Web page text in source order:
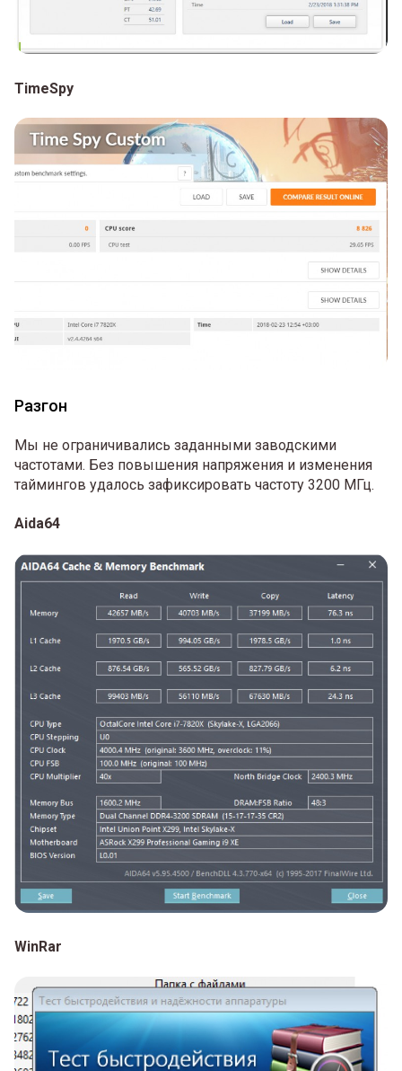
TimeSpy
Разгон
Мы не ограничивались заданными заводскими
частотами. Без повышения напряжения и изменения
таймингов удалось зафиксировать частоту 3200 МГц.
Aida64
WinRar